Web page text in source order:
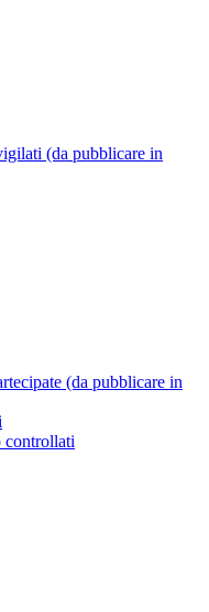
(da pubblicare in
(da pubblicare in